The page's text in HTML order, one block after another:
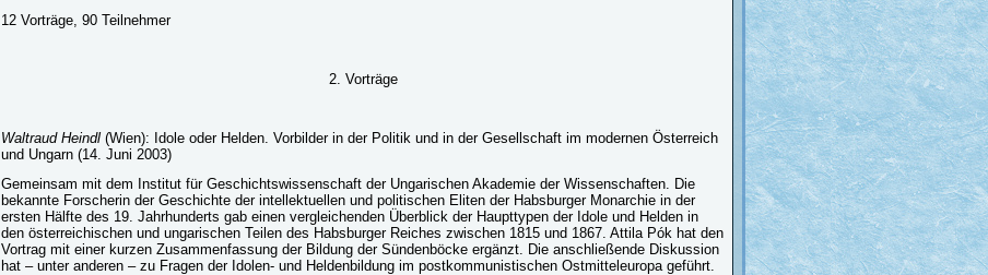
12 Vorträge, 90 Teilnehmer
2. Vorträge
Waltraud Heindl (Wien): Idole oder Helden. Vorbilder in der Politik und in der Gesellschaft im modernen Österreich
und Ungarn (14. Juni 2003)
Gemeinsam mit dem Institut für Geschichtswissenschaft der Ungarischen Akademie der Wissenschaften. Die
bekannte Forscherin der Geschichte der intellektuellen und politischen Eliten der Habsburger Monarchie in der
ersten Hälfte des 19. Jahrhunderts gab einen vergleichenden Überblick der Haupttypen der Idole und Helden in
den österreichischen und ungarischen Teilen des Habsburger Reiches zwischen 1815 und 1867. Attila Pók hat den
Vortrag mit einer kurzen Zusammenfassung der Bildung der Sündenböcke ergänzt. Die anschließende Diskussion
hat – unter anderen – zu Fragen der Idolen- und Heldenbildung im postkommunistischen Ostmitteleuropa geführt.